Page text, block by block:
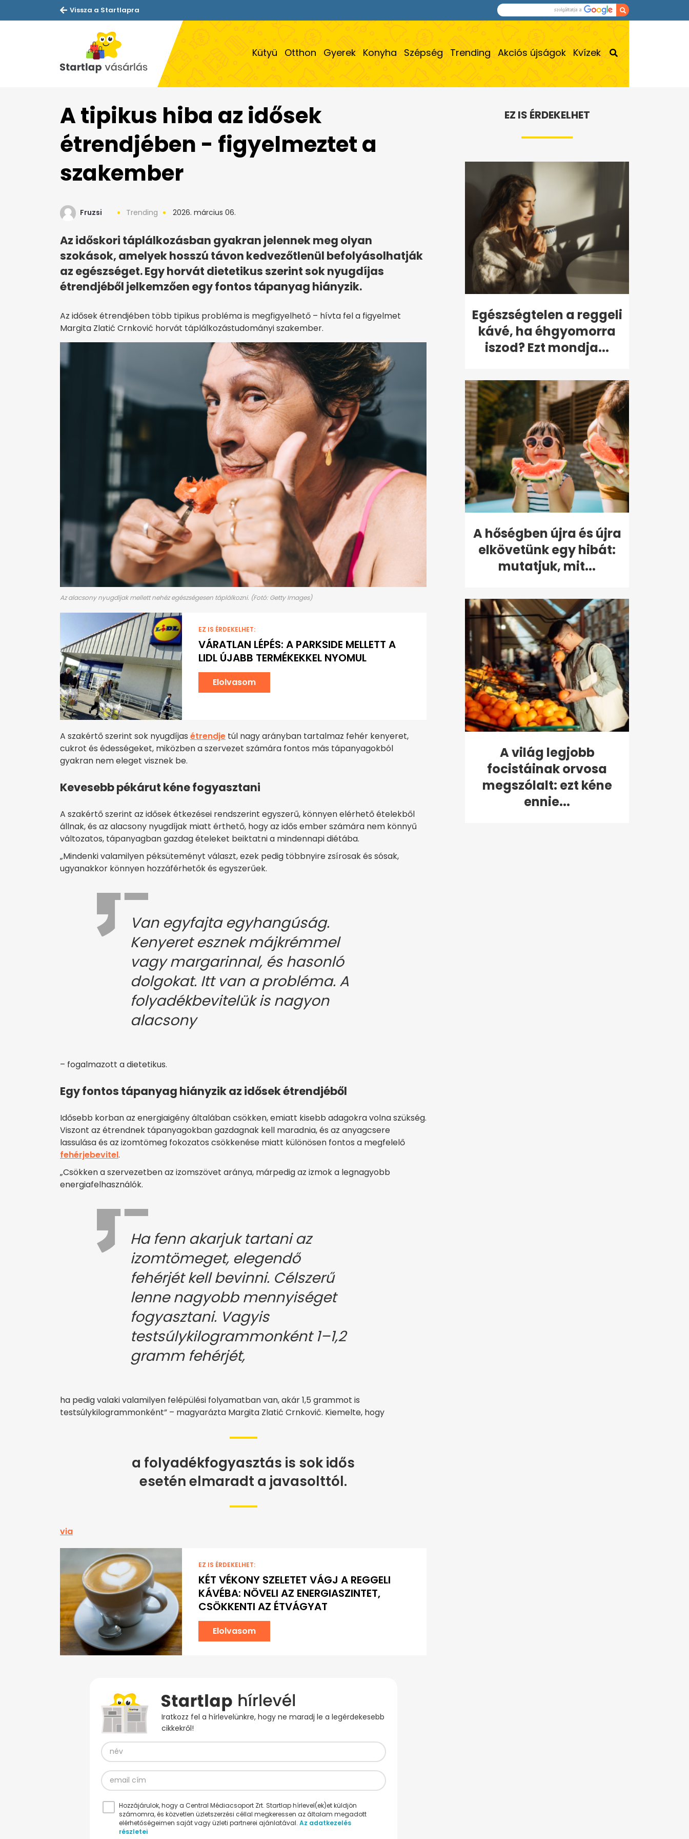
Vissza a Startlapra
Kütyü Otthon Gyerek Konyha Szépség Trending Akciós újságok Kvízek
A tipikus hiba az idősek
étrendjében - figyelmeztet a
szakember
Fruzsi Trending 2026. március 06.
Az időskori táplálkozásban gyakran jelennek meg olyan
szokások, amelyek hosszú távon kedvezőtlenül befolyásolhatják
az egészséget. Egy horvát dietetikus szerint sok nyugdíjas
étrendjéből jelkemzően egy fontos tápanyag hiányzik.
Az idősek étrendjében több tipikus probléma is megfigyelhető – hívta fel a figyelmet
Margita Zlatić Crnković horvát táplálkozástudományi szakember.
Az alacsony nyugdíjak mellett nehéz egészségesen táplálkozni. (Fotó: Getty Images)
EZ IS ÉRDEKELHET:
VÁRATLAN LÉPÉS: A PARKSIDE MELLETT A
LIDL ÚJABB TERMÉKEKKEL NYOMUL
Elolvasom
A szakértő szerint sok nyugdíjas étrendje túl nagy arányban tartalmaz fehér kenyeret,
cukrot és édességeket, miközben a szervezet számára fontos más tápanyagokból
gyakran nem eleget visznek be.
Kevesebb pékárut kéne fogyasztani
A szakértő szerint az idősek étkezései rendszerint egyszerű, könnyen elérhető ételekből
állnak, és az alacsony nyugdíjak miatt érthető, hogy az idős ember számára nem könnyű
változatos, tápanyagban gazdag ételeket beiktatni a mindennapi diétába.
„Mindenki valamilyen péksüteményt választ, ezek pedig többnyire zsírosak és sósak,
ugyanakkor könnyen hozzáférhetők és egyszerűek.
Van egyfajta egyhangúság.
Kenyeret esznek májkrémmel
vagy margarinnal, és hasonló
dolgokat. Itt van a probléma. A
folyadékbevitelük is nagyon
alacsony
– fogalmazott a dietetikus.
Egy fontos tápanyag hiányzik az idősek étrendjéből
Idősebb korban az energiaigény általában csökken, emiatt kisebb adagokra volna szükség.
Viszont az étrendnek tápanyagokban gazdagnak kell maradnia, és az anyagcsere
lassulása és az izomtömeg fokozatos csökkenése miatt különösen fontos a megfelelő
fehérjebevitel.
„Csökken a szervezetben az izomszövet aránya, márpedig az izmok a legnagyobb
energiafelhasználók.
Ha fenn akarjuk tartani az
izomtömeget, elegendő
fehérjét kell bevinni. Célszerű
lenne nagyobb mennyiséget
fogyasztani. Vagyis
testsúlykilogrammonként 1–1,2
gramm fehérjét,
ha pedig valaki valamilyen felépülési folyamatban van, akár 1,5 grammot is
testsúlykilogrammonként” – magyarázta Margita Zlatić Crnković. Kiemelte, hogy
a folyadékfogyasztás is sok idős
esetén elmaradt a javasolttól.
via
EZ IS ÉRDEKELHET:
KÉT VÉKONY SZELETET VÁGJ A REGGELI
KÁVÉBA: NÖVELI AZ ENERGIASZINTET,
CSÖKKENTI AZ ÉTVÁGYAT
Elolvasom
Iratkozz fel a hírlevelünkre, hogy ne maradj le a legérdekesebb
cikkekről!
Hozzájárulok, hogy a Central Médiacsoport Zrt. Startlap hírlevel(ek)et küldjön
számomra, és közvetlen üzletszerzési céllal megkeressen az általam megadott
elérhetőségeimen saját vagy üzleti partnerei ajánlatával. Az adatkezelés
részletei
EZ IS ÉRDEKELHET
Egészségtelen a reggeli
kávé, ha éhgyomorra
iszod? Ezt mondja...
A hőségben újra és újra
elkövetünk egy hibát:
mutatjuk, mit...
A világ legjobb
focistáinak orvosa
megszólalt: ezt kéne
ennie...